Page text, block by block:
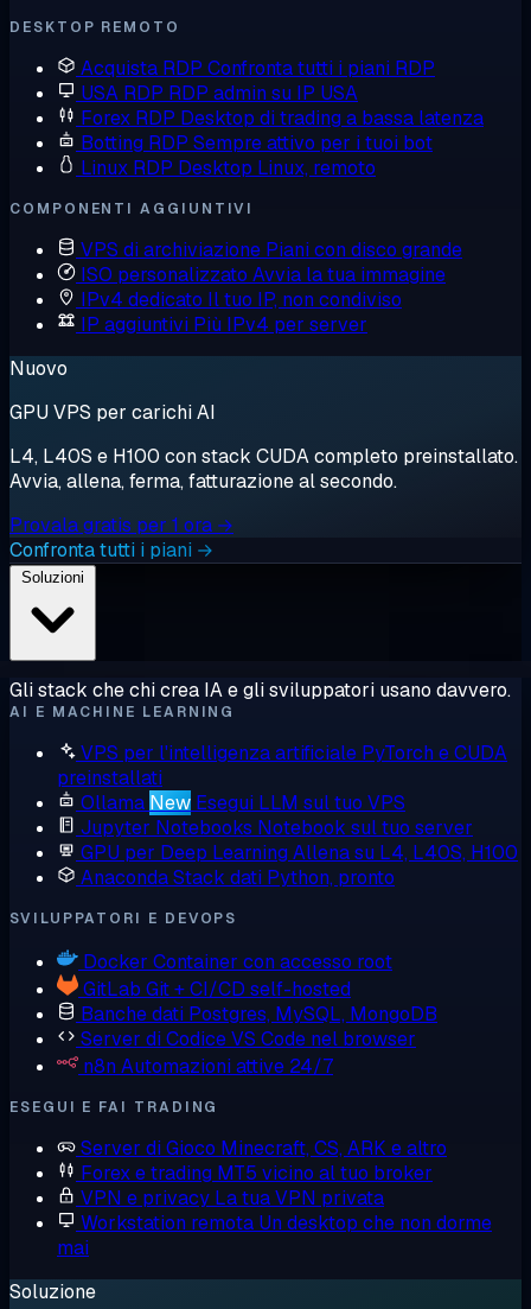
DESKTOP REMOTO
Acquista RDP Confronta tutti i piani RDP
USA RDP RDP admin su IP USA
Forex RDP Desktop di trading a bassa latenza
Botting RDP Sempre attivo per i tuoi bot
Linux RDP Desktop Linux, remoto
COMPONENTI AGGIUNTIVI
VPS di archiviazione Piani con disco grande
ISO personalizzato Avvia la tua immagine
IPv4 dedicato Il tuo IP, non condiviso
IP aggiuntivi Più IPv4 per server
Nuovo
GPU VPS per carichi AI
L4, L40S e H100 con stack CUDA completo preinstallato.
Avvia, allena, ferma, fatturazione al secondo.
Provala gratis per 1 ora →
Confronta tutti i piani →
Gli stack che chi crea IA e gli sviluppatori usano davvero.
AI E MACHINE LEARNING
VPS per l'intelligenza artificiale PyTorch e CUDA
preinstallati
Ollama New Esegui LLM sul tuo VPS
Jupyter Notebooks Notebook sul tuo server
GPU per Deep Learning Allena su L4, L40S, H100
AnacondaStack dati Python, pronto
SVILUPPATORI E DEVOPS
Docker Container con accesso root
GitLab Git + CI/CD self-hosted
Banche dati Postgres, MySQL, MongoDB
Server di CodiceVS Code nel browser
n8n Automazioni attive 24/7
ESEGUI E FAI TRADING
Server di Gioco Minecraft, CS, ARK e altro
Forex e trading MT5 vicino al tuo broker
VPN e privacy La tua VPN privata
Workstation remota Un desktop che non dorme
mai
Soluzione